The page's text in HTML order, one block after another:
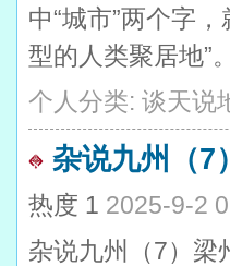
中“城市”两个字
型的人类聚居地”
个人分类: 谈天说
杂说九州（7
热度 1 2025-9-2
杂说九州（7）梁